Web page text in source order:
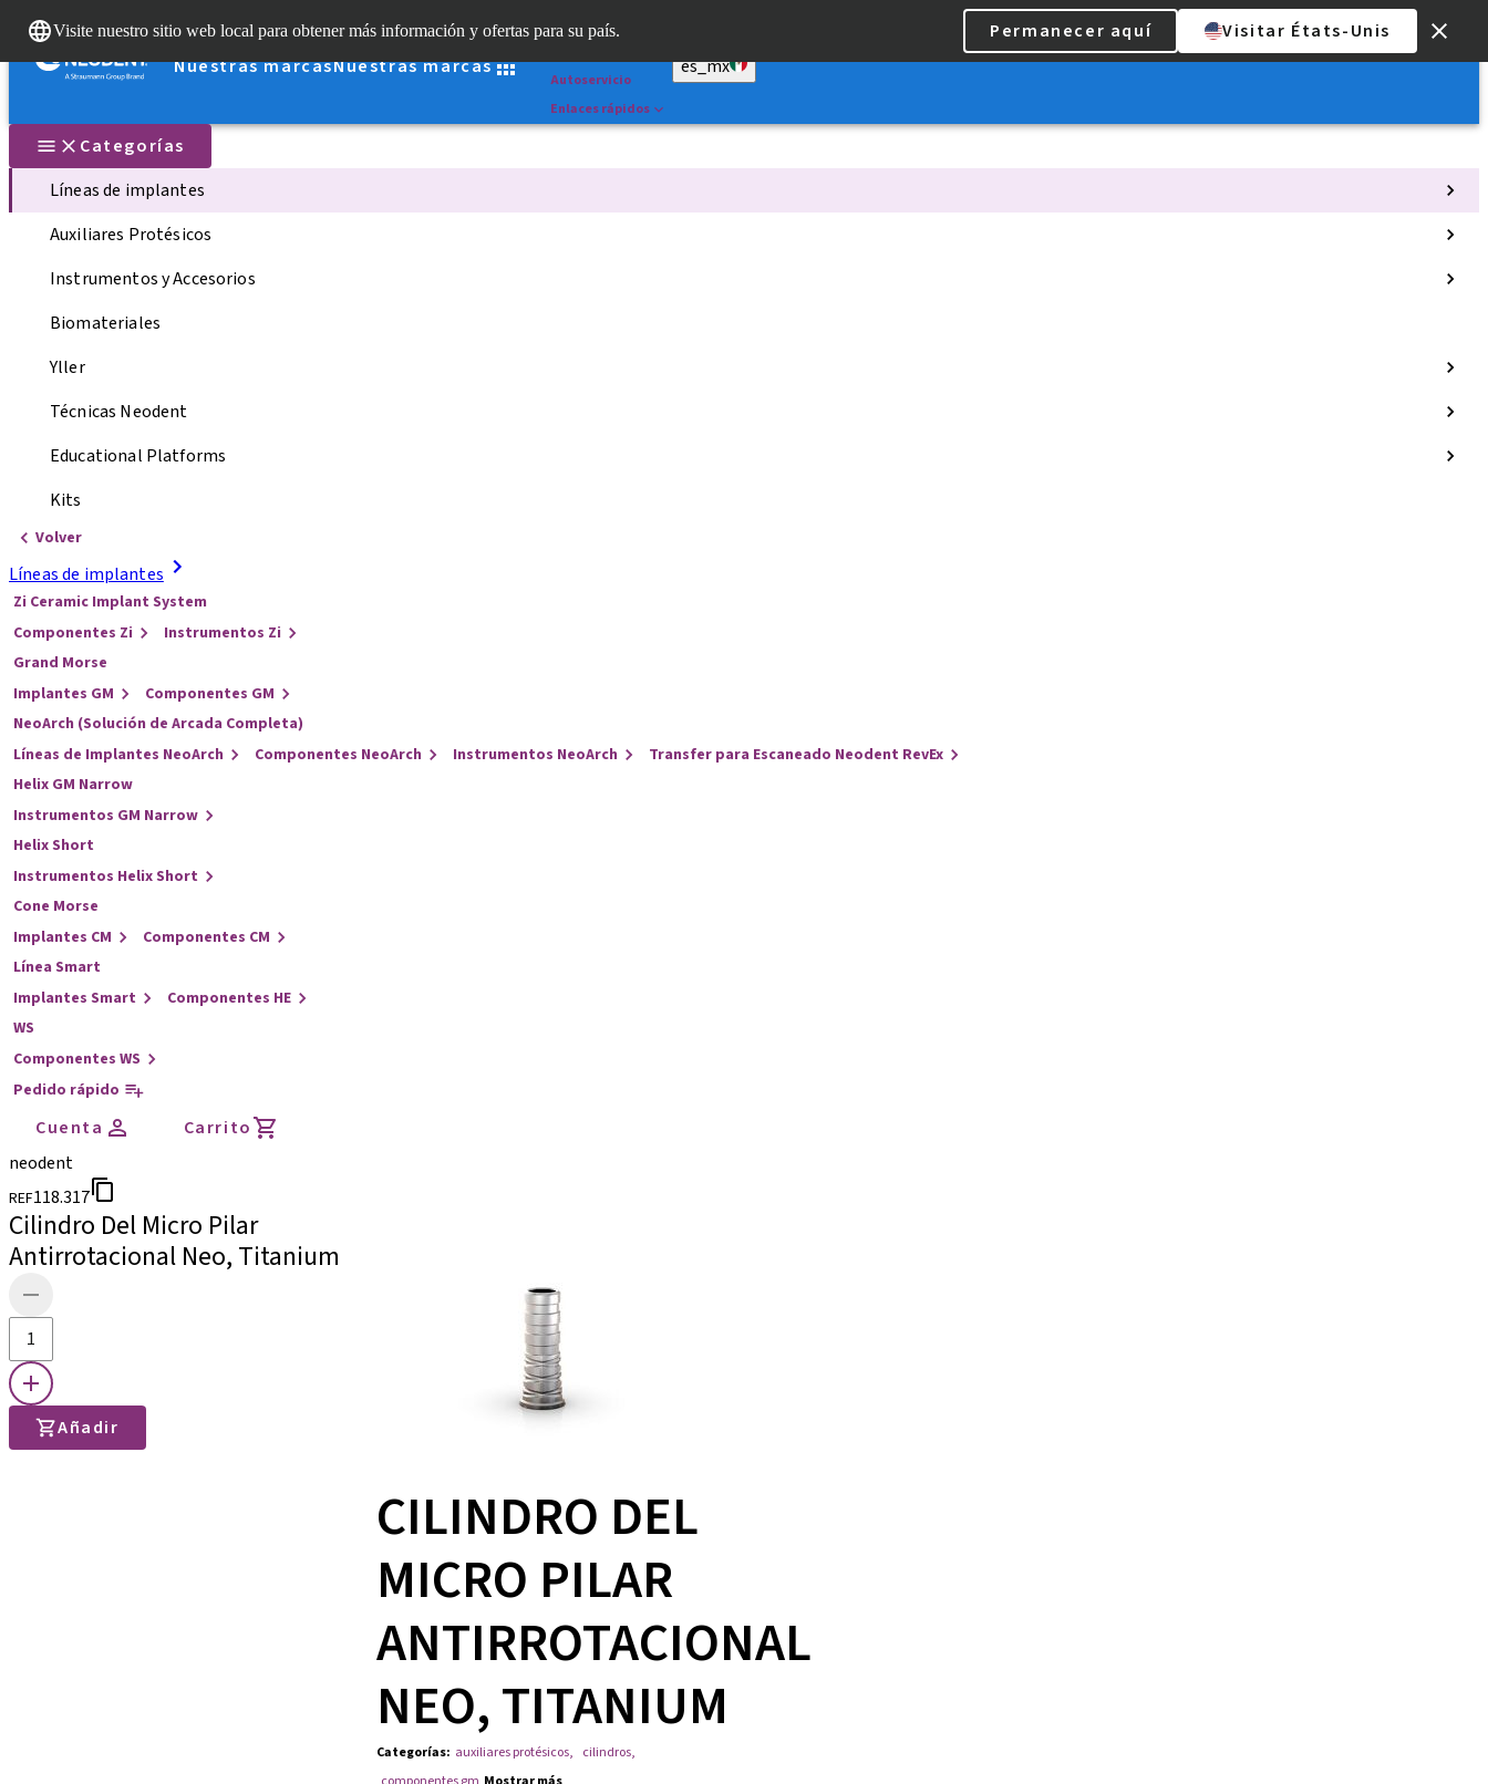
Visite nuestro sitio web local para obtener más información y ofertas para su país. Permanecer aquí
Visitar États-Unis
Nuestras marcasNuestras marcas
Dr. Portal
Autoservicio
Enlaces rápidos
es_mx
Categorías
Líneas de implantes
Auxiliares Protésicos
Instrumentos y Accesorios
Biomateriales
Yller
Técnicas Neodent
Educational Platforms
Kits
Volver
Líneas de implantes
Zi Ceramic Implant System
Componentes Zi
Instrumentos Zi
Grand Morse
Implantes GM
Componentes GM
NeoArch (Solución de Arcada Completa)
Líneas de Implantes NeoArch
Componentes NeoArch Instrumentos NeoArch
Transfer para Escaneado Neodent RevEx
Helix GM Narrow
Instrumentos GM Narrow
Helix Short
Instrumentos Helix Short
Cone Morse
Implantes CM
Componentes CM
Línea Smart
Implantes Smart
Componentes HE
WS
Componentes WS
Pedido rápido
Cuenta
Carrito
neodent
REF118.317
Cilindro Del Micro Pilar
Antirrotacional Neo, Titanium
Añadir
CILINDRO DEL
MICRO PILAR
ANTIRROTACIONAL
NEO, TITANIUM
Categorías: auxiliares protésicos, cilindros,